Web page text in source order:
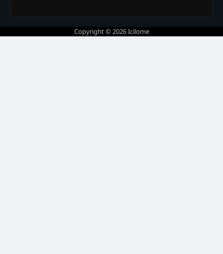
Copyright © 2026Icilome